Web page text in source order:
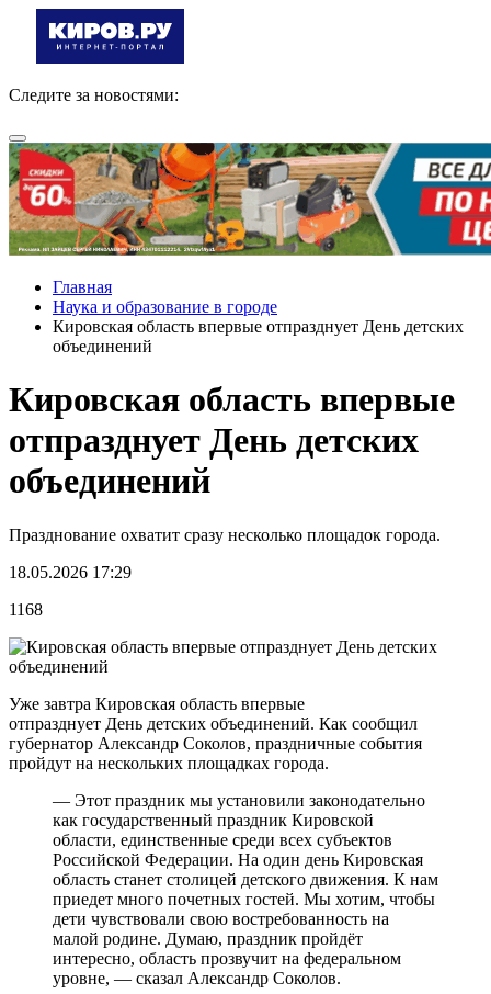
Следите за новостями:
Главная
Наука и образование в городе
Кировская область впервые отпразднует День детских
объединений
Кировская область впервые
отпразднует День детских
объединений
Празднование охватит сразу несколько площадок города.
18.05.2026 17:29
1168
Уже завтра Кировская область впервые
отпразднует День детских объединений. Как сообщил
губернатор Александр Соколов, праздничные события
пройдут на нескольких площадках города.
— Этот праздник мы установили законодательно
как государственный праздник Кировской
области, единственные среди всех субъектов
Российской Федерации. На один день Кировская
область станет столицей детского движения. К нам
приедет много почетных гостей. Мы хотим, чтобы
дети чувствовали свою востребованность на
малой родине. Думаю, праздник пройдёт
интересно, область прозвучит на федеральном
уровне, — сказал Александр Соколов.